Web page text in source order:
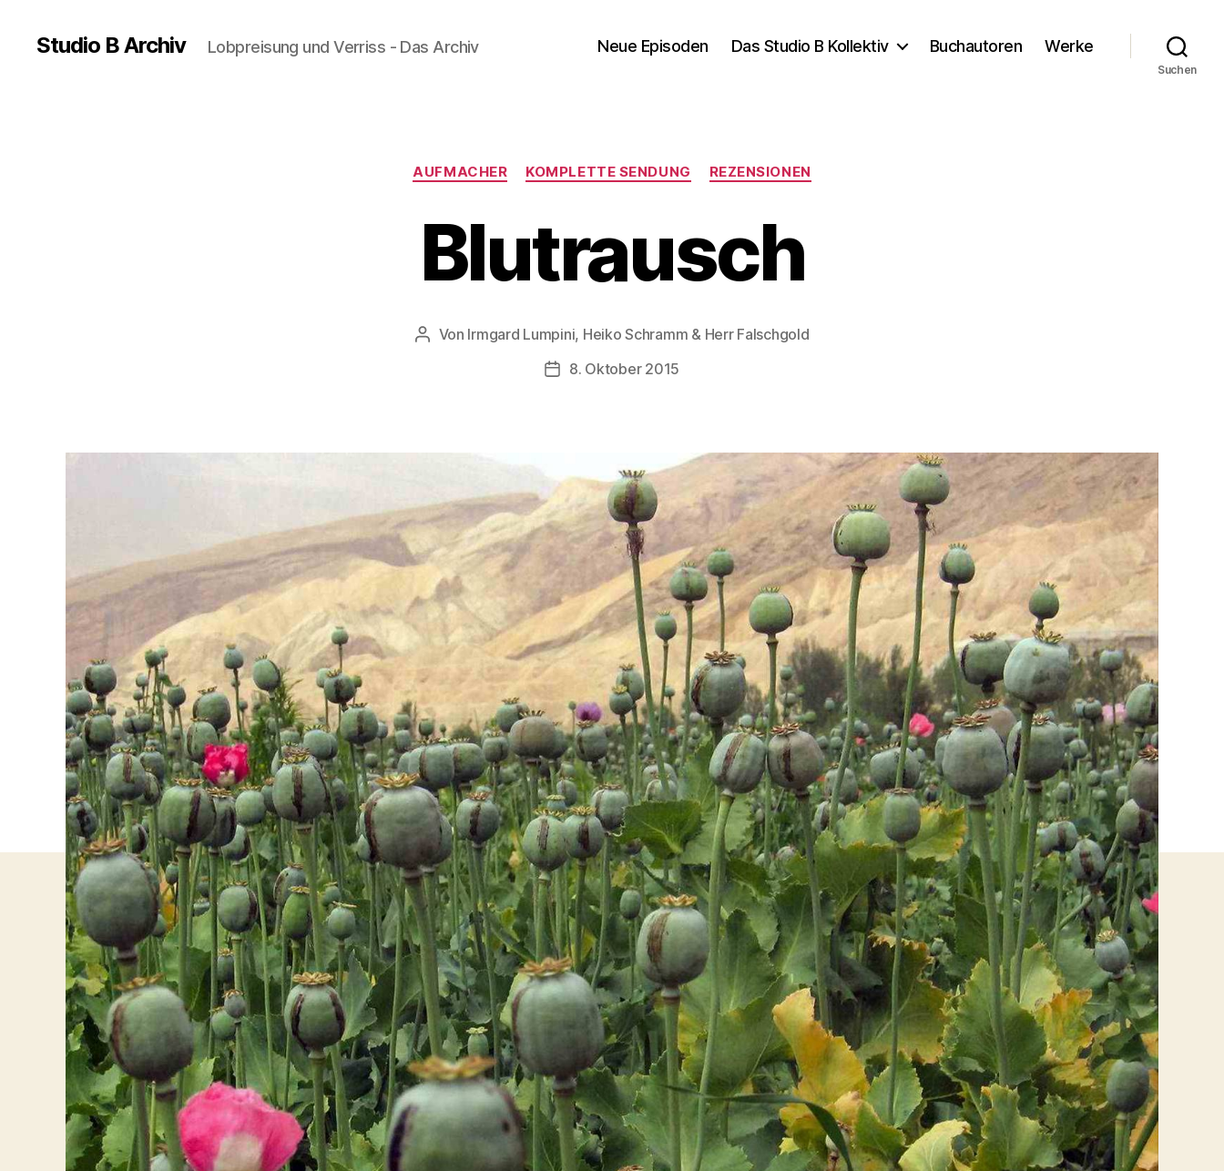
Studio B Archiv Lobpreisung und Verriss - Das Archiv Neue Episoden Das Studio B Kollektiv Buchautoren Werke
Suchen
Kategorien
AUFMACHER KOMPLETTE SENDUNG REZENSIONEN
Blutrausch
Beitragsautor
Von Irmgard Lumpini, Heiko Schramm & Herr Falschgold
Veröffentlichungsdatum
8. Oktober 2015